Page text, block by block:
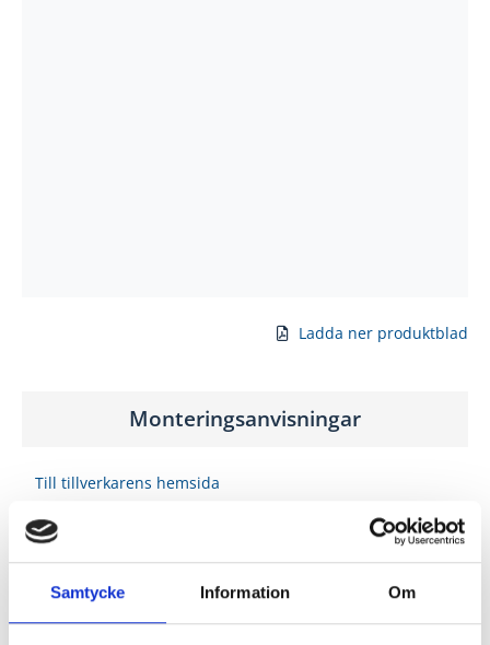
Samtycke Information Om
Ladda ner produktblad
Monteringsanvisningar
Till tillverkarens hemsida
Monteringsanvisning Persienn Design